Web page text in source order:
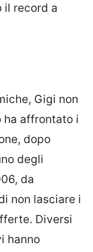
il record a
Gigi non
ha affrontato i
dopo
degli
da
non lasciare i
Diversi
hanno